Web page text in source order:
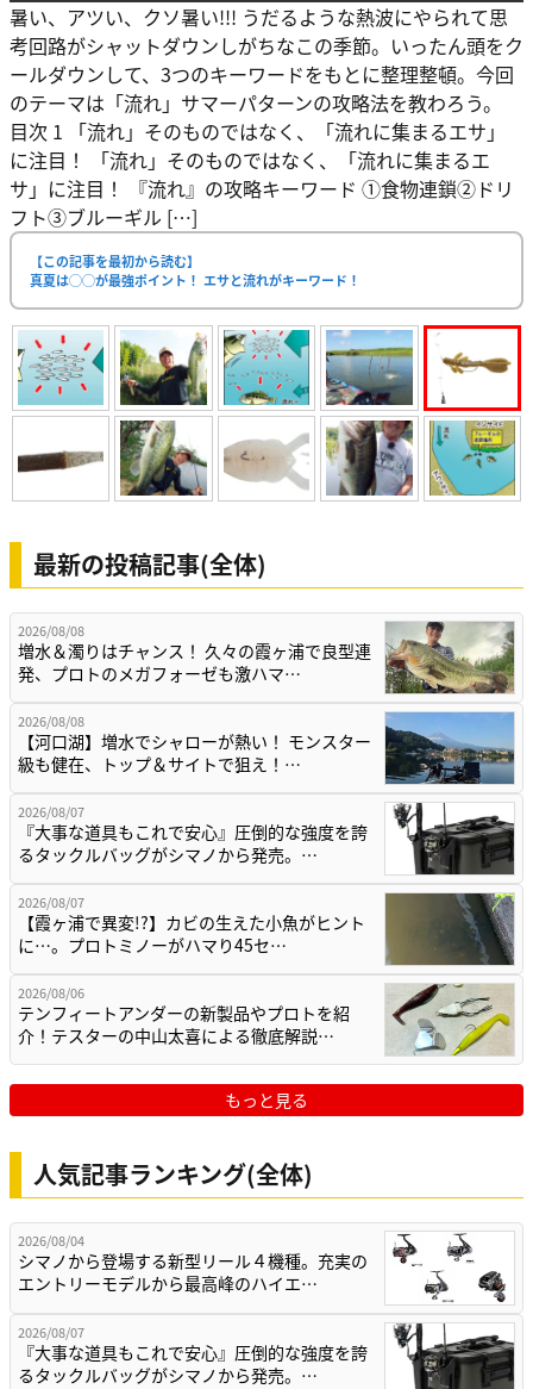
暑い、アツい、クソ暑い!!! うだるような熱波にやられて思
考回路がシャットダウンしがちなこの季節。いったん頭をク
ールダウンして、3つのキーワードをもとに整理整頓。今回
のテーマは「流れ」サマーパターンの攻略法を教わろう。
目次 1 「流れ」そのものではなく、「流れに集まるエサ」
に注目！ 「流れ」そのものではなく、「流れに集まるエ
サ」に注目！ 『流れ』の攻略キーワード ①食物連鎖②ドリ
フト③ブルーギル […]
【この記事を最初から読む】
真夏は◯◯が最強ポイント！ エサと流れがキーワード！
最新の投稿記事(全体)
2026/08/08
増水＆濁りはチャンス！ 久々の霞ヶ浦で良型連
発、プロトのメガフォーゼも激ハマ…
2026/08/08
【河口湖】増水でシャローが熱い！ モンスター
級も健在、トップ＆サイトで狙え！…
2026/08/07
『大事な道具もこれで安心』圧倒的な強度を誇
るタックルバッグがシマノから発売。…
2026/08/07
【霞ヶ浦で異変!?】カビの生えた小魚がヒント
に…。プロトミノーがハマり45セ…
2026/08/06
テンフィートアンダーの新製品やプロトを紹
介！テスターの中山太喜による徹底解説…
もっと見る
人気記事ランキング(全体)
2026/08/04
シマノから登場する新型リール４機種。充実の
エントリーモデルから最高峰のハイエ…
2026/08/07
『大事な道具もこれで安心』圧倒的な強度を誇
るタックルバッグがシマノから発売。…